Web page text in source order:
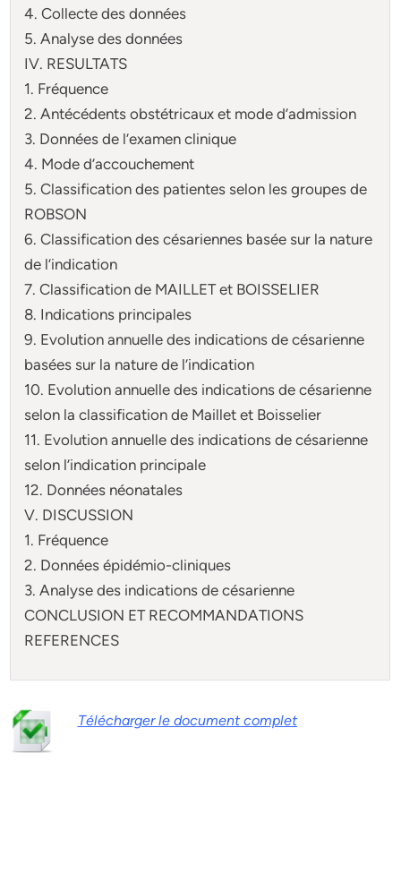
4. Collecte des données
5. Analyse des données
IV. RESULTATS
1. Fréquence
2. Antécédents obstétricaux et mode d’admission
3. Données de l’examen clinique
4. Mode d’accouchement
5. Classification des patientes selon les groupes de
ROBSON
6. Classification des césariennes basée sur la nature
de l’indication
7. Classification de MAILLET et BOISSELIER
8. Indications principales
9. Evolution annuelle des indications de césarienne
basées sur la nature de l’indication
10. Evolution annuelle des indications de césarienne
selon la classification de Maillet et Boisselier
11. Evolution annuelle des indications de césarienne
selon l’indication principale
12. Données néonatales
V. DISCUSSION
1. Fréquence
2. Données épidémio-cliniques
3. Analyse des indications de césarienne
CONCLUSION ET RECOMMANDATIONS
REFERENCES
Télécharger le document complet